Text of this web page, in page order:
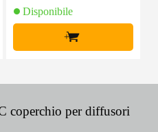
Disponibile
+
coperchio per diffusori